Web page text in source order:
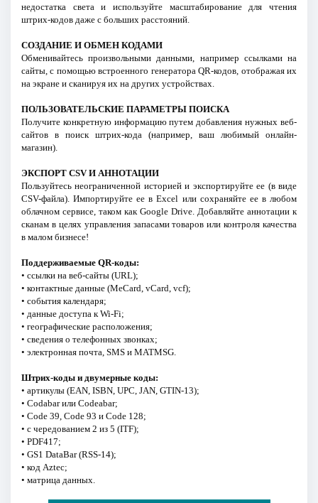
недостатка света и используйте масштабирование для чтения
штрих-кодов даже с больших расстояний.
СОЗДАНИЕ И ОБМЕН КОДАМИ
Обменивайтесь произвольными данными, например ссылками на
сайты, с помощью встроенного генератора QR-кодов, отображая их
на экране и сканируя их на других устройствах.
ПОЛЬЗОВАТЕЛЬСКИЕ ПАРАМЕТРЫ ПОИСКА
Получите конкретную информацию путем добавления нужных веб-
сайтов в поиск штрих-кода (например, ваш любимый онлайн-
магазин).
ЭКСПОРТ CSV И АННОТАЦИИ
Пользуйтесь неограниченной историей и экспортируйте ее (в виде
CSV-файла). Импортируйте ее в Excel или сохраняйте ее в любом
облачном сервисе, таком как Google Drive. Добавляйте аннотации к
сканам в целях управления запасами товаров или контроля качества
в малом бизнесе!
Поддерживаемые QR-коды:
• ссылки на веб-сайты (URL);
• контактные данные (MeCard, vCard, vcf);
• события календаря;
• данные доступа к Wi-Fi;
• географические расположения;
• сведения о телефонных звонках;
• электронная почта, SMS и MATMSG.
Штрих-коды и двумерные коды:
• артикулы (EAN, ISBN, UPC, JAN, GTIN-13);
• Codabar или Codeabar;
• Code 39, Code 93 и Code 128;
• с чередованием 2 из 5 (ITF);
• PDF417;
• GS1 DataBar (RSS-14);
• код Aztec;
• матрица данных.